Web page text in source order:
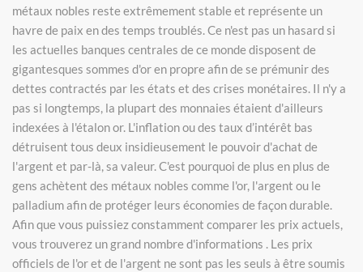
métaux nobles reste extrêmement stable et représente un
havre de paix en des temps troublés. Ce n'est pas un hasard si
les actuelles banques centrales de ce monde disposent de
gigantesques sommes d'or en propre afin de se prémunir des
dettes contractés par les états et des crises monétaires. Il n'y a
pas si longtemps, la plupart des monnaies étaient d'ailleurs
indexées à l'étalon or. L'inflation ou des taux d’intérêt bas
détruisent tous deux insidieusement le pouvoir d'achat de
l'argent et par-là, sa valeur. C'est pourquoi de plus en plus de
gens achètent des métaux nobles comme l'or, l'argent ou le
palladium afin de protéger leurs économies de façon durable.
Afin que vous puissiez constamment comparer les prix actuels,
vous trouverez un grand nombre d'informations . Les prix
officiels de l'or et de l'argent ne sont pas les seuls à être soumis